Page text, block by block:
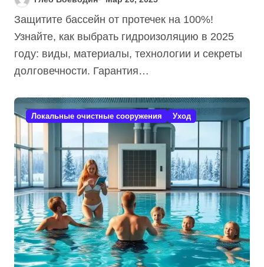
Секреты!
Защитите бассейн от протечек на 100%!
Узнайте, как выбрать гидроизоляцию в 2025
году: виды, материалы, технологии и секреты
долговечности. Гарантия…
Локальные очистные сооружения Уход